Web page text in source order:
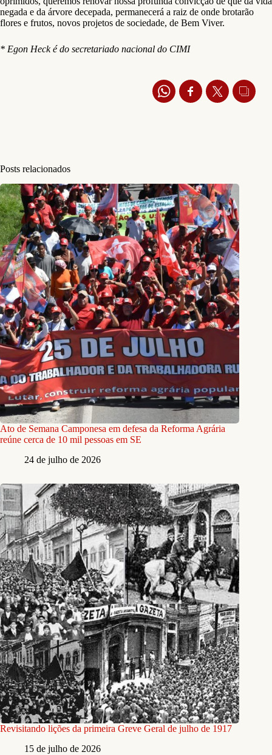
negada e da árvore decepada, permanecerá a raiz de onde brotarão
flores e frutos, novos projetos de sociedade, de Bem Viver.
* Egon Heck é do secretariado nacional do CIMI
Posts relacionados
Ato de Semana Camponesa em defesa da Reforma Agrária
reúne cerca de 10 mil pessoas em SE
24 de julho de 2026
Revisitando lições da primeira Greve Geral de julho de 1917
15 de julho de 2026